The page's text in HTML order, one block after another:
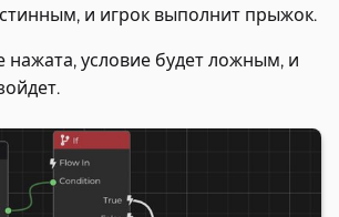
и игрок выполнит прыжок.
нажата, условие будет ложным, и